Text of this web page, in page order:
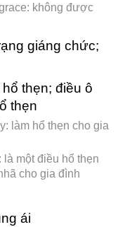
không được
giáng chức;
thẹn; điều ô
thẹn
làm hổ thẹn cho gia
là một điều hổ thẹn
cho gia đình
ái